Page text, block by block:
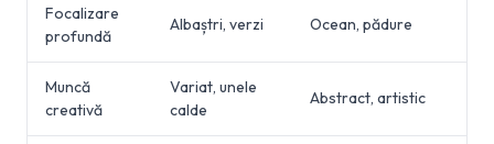
Focalizare
profundă
Albaștri, verzi Ocean, pădure
Muncă
creativă
Variat, unele
calde
Abstract, artistic